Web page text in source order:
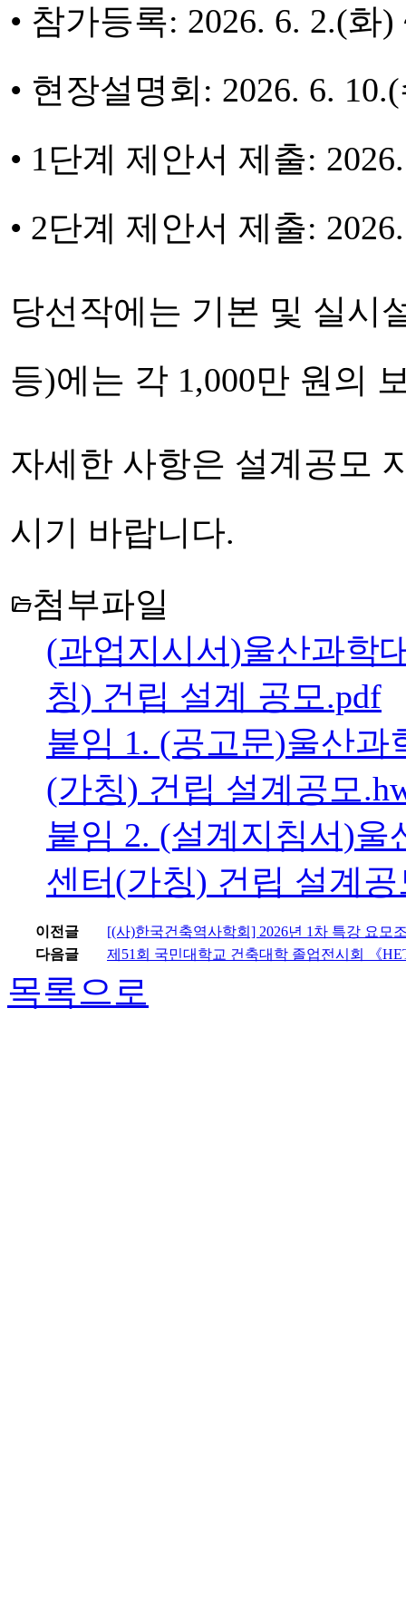
• 참가등록: 2026. 6. 2.(화
• 현장설명회: 2026. 6.
• 1단계 제안서 제출:
• 2단계 제안서 제출:
당선작에는 기본 및 실시
등)에는 각 1,000만 원의
자세한 사항은 설계공모
시기 바랍니다.
folder_open첨부파일
(과업지시서)울산과학
칭) 건립 설계 공모.pdf
붙임 1. (공고문)울산
(가칭) 건립 설계공모
붙임 2. (설계지침서)
센터(가칭) 건립 설계공
이전글
[(사)한국건축역사학회] 2026년 1차 특강 요모
다음글
제51회 국민대학교 건축대학 졸업전시회 《
목록으로